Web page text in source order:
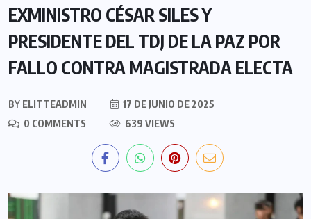
EXMINISTRO CÉSAR SILES Y
PRESIDENTE DEL TDJ DE LA PAZ POR
FALLO CONTRA MAGISTRADA ELECTA
BY ELITTEADMIN
17 DE JUNIO DE 2025
0 COMMENTS
639 VIEWS